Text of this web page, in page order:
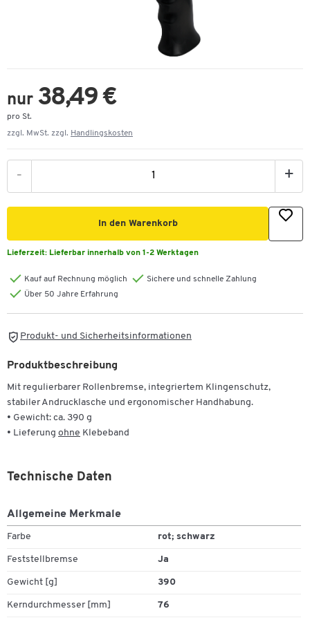
nur 38,49 €
pro St.
zzgl. MwSt. zzgl. Handlingskosten
- +
In den Warenkorb
Lieferzeit: Lieferbar innerhalb von 1-2 Werktagen
Kauf auf Rechnung möglich
Sichere und schnelle Zahlung
Über 50 Jahre Erfahrung
Produkt- und Sicherheitsinformationen
Produktbeschreibung
Mit regulierbarer Rollenbremse, integriertem Klingenschutz,
stabiler Andrucklasche und ergonomischer Handhabung.
• Gewicht: ca. 390 g
• Lieferung ohne Klebeband
Technische Daten
Allgemeine Merkmale
Farbe rot; schwarz
Feststellbremse Ja
Gewicht [g] 390
Kerndurchmesser [mm] 76